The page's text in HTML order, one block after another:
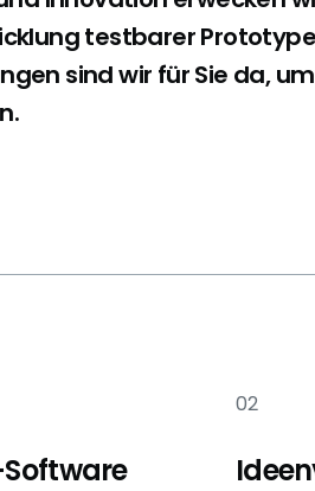
testbarer
sind wir für Sie da,
02